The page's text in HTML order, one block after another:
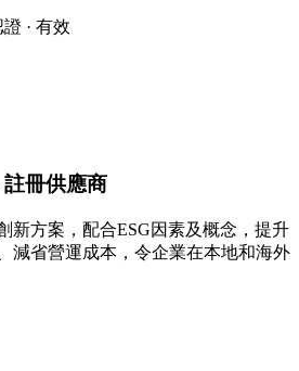
· 有效
冊供應商
新方案，配合ESG因素及概念，提升
減省營運成本，令企業在本地和海外